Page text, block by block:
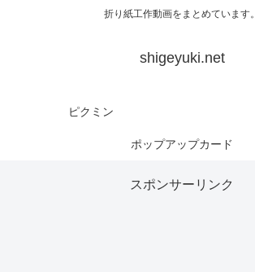
折り紙工作動画をまとめています。
shigeyuki.net
ピクミン
ポップアップカード
スポンサーリンク